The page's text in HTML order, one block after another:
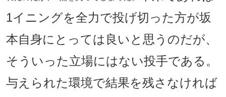
1イニングを全力で投げ切った方が坂
本自身にとっては良いと思うのだが、
そういった立場にはない投手である。
与えられた環境で結果を残さなければ